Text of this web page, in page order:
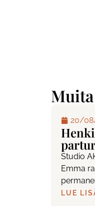
20/
Studio
Emma
LUE